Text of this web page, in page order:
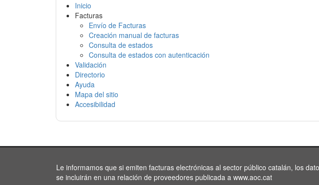
Inicio
Facturas
Envío de Facturas
Creación manual de facturas
Consulta de estados
Consulta de estados con autenticación
Validación
Directorio
Ayuda
Mapa del sitio
Accesibilidad
Le informamos que si emiten facturas electrónicas al sector público catalán, los
se incluirán en una relación de proveedores publicada a www.aoc.cat